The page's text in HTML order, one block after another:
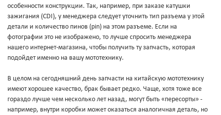
особенности конструкции. Так, например, при заказе катушки
зажигания (CDI), у менеджера следует уточнить тип разъема у этой
детали и количество пинов (pin) на этом разъеме. Если на
фотографии это не изображено, то лучше спросить менеджера
нашего интернет-магазина, чтобы получить ту запчасть, которая
подойдет именно на вашу мототехнику.
В целом на сегодняшний день запчасти на китайскую мототехнику
имеют хорошее качество, брак бывает редко. Чаще, хотя тоже все
гораздо лучше чем несколько лет назад, могут быть «пересорты» -
например, внутри коробки может оказаться аналогичная деталь, но